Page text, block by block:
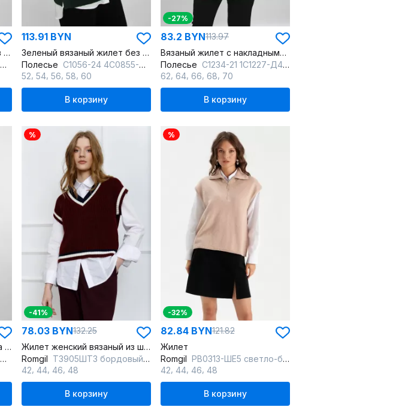
Красный вязаный жилет без боковых швов для ежедневного использования
113.91 BYN
Зеленый вязаный жилет без боковых швов для повседневного стиля
Полесье С1056-24 4С0855-Д43 158,164 лишайник_меланж
52 54 56 58 60
В корзину
-27%
83.2 BYN113.97
Вязаный жилет с накладными карманами и V-образным вырезом
Полесье С1234-21 1С1227-Д43 170,176 кактус
62 64 66 68 70
В корзину
Черный жилет из трикотажа без боковых швов на каждый день
%
-41%
78.03 BYN132.25
Жилет женский вязаный из шерсти и акрила
Romgil ТЗ905ШТЗ бордовый,молочный,темно-синий
42 44 46 48
В корзину
%
-32%
82.84 BYN121.82
Жилет
Romgil РВ0313-ШЕ5 светло-бежевый
42 44 46 48
В корзину